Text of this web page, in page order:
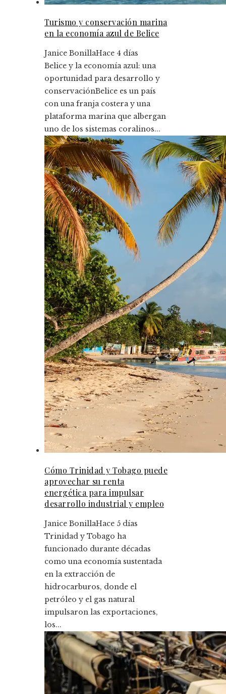
Turismo y conservación marina
en la economía azul de Belice
Janice BonillaHace 4 días
Belice y la economía azul: una
oportunidad para desarrollo y
conservaciónBelice es un país
con una franja costera y una
plataforma marina que albergan
uno de los sistemas coralinos...
Cómo Trinidad y Tobago puede
aprovechar su renta
energética para impulsar
desarrollo industrial y empleo
Janice BonillaHace 5 días
Trinidad y Tobago ha
funcionado durante décadas
como una economía sustentada
en la extracción de
hidrocarburos, donde el
petróleo y el gas natural
impulsaron las exportaciones,
los...